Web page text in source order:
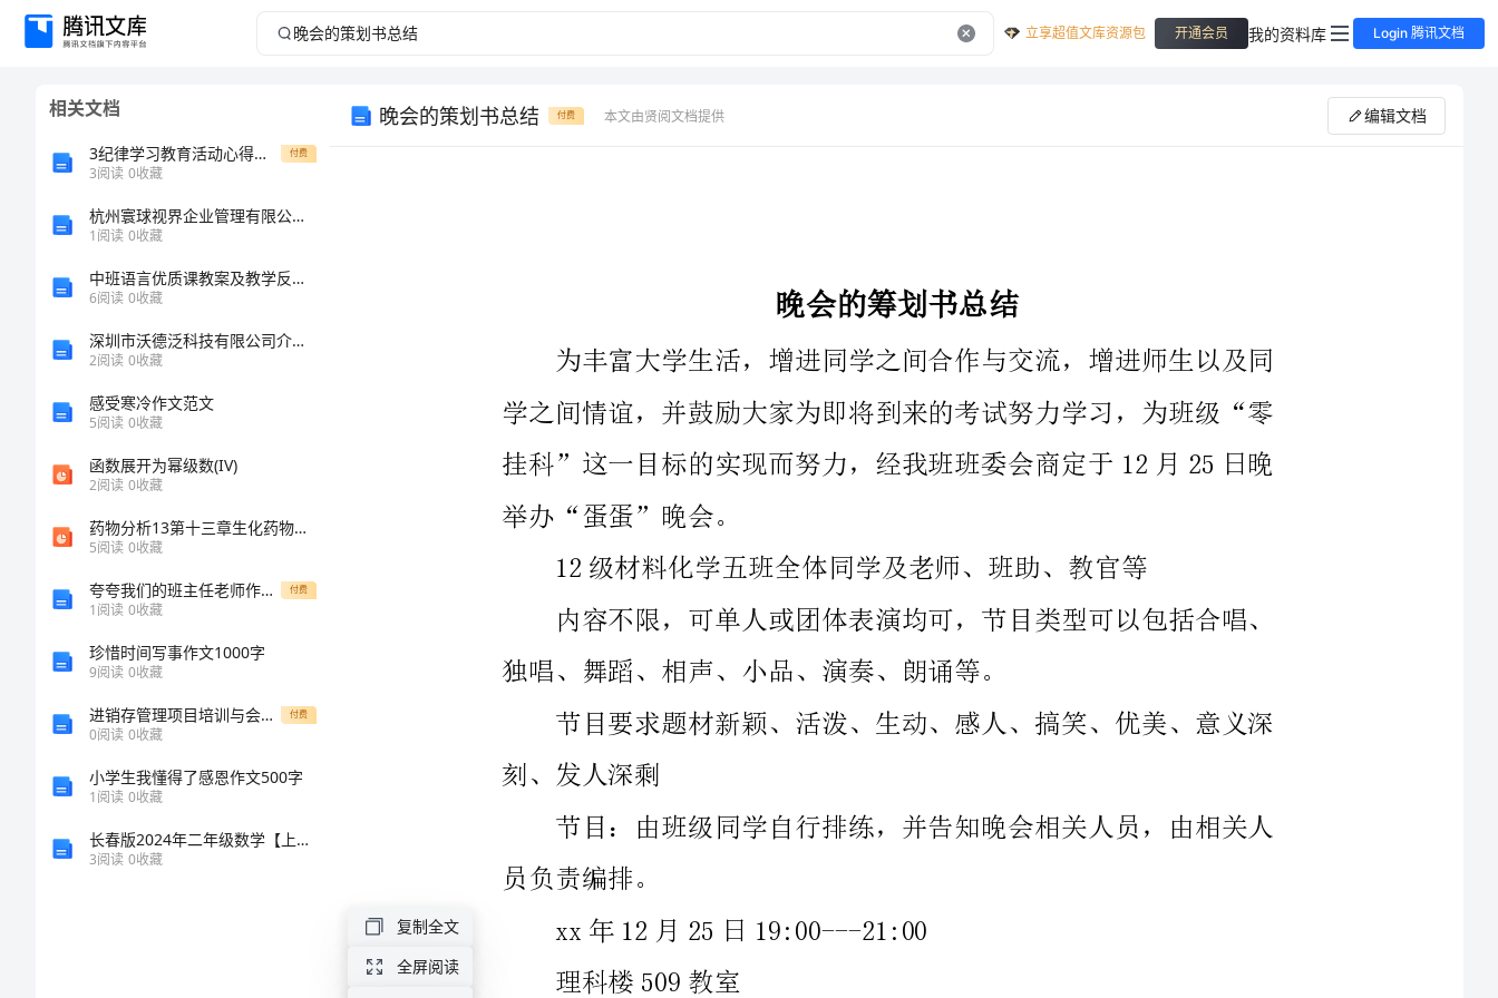
晚
立享超值文库资源包 开通会员 我的资料库 Login 腾讯文档
相关文档
3纪律学习教育活动心得体会 付费
3阅读 0收藏
杭州寰球视界企业管理有限公司介绍企业发展分析报告
1阅读 0收藏
中班语言优质课教案及教学反思《谁丢了尾巴》
6阅读 0收藏
深圳市沃德泛科技有限公司介绍企业发展分析报告
2阅读 0收藏
感受寒冷作文范文
5阅读 0收藏
函数展开为幂级数(IV)
2阅读 0收藏
药物分析13第十三章生化药物分析
5阅读 0收藏
夸夸我们的班主任老师作文350字 付费
1阅读 0收藏
珍惜时间写事作文1000字
9阅读 0收藏
进销存管理项目培训与会议签到表 付费
0阅读 0收藏
小学生我懂得了感恩作文500字
1阅读 0收藏
长春版2024年二年级数学【上册】每周一练试题 附解析
3阅读 0收藏
晚会的策划书总结 付费 本文由贤阅文档提供 编辑文档
及互动用的奖品；
3.晚会开始前几个小时布置完毕；
学之间情谊，并鼓励大家为即将到来的考试努力学习，为班级“零
挂科”这一目标的实现而努力，经我班班委会商定于12月25日晚
举办“蛋蛋”晚会。
节目要求题材新颖、活泼、生动、感人、搞笑、优美、意义深
员负责编排。
xx年12月25日19:00---21:00
理科楼509教室
复制全文
全屏阅读